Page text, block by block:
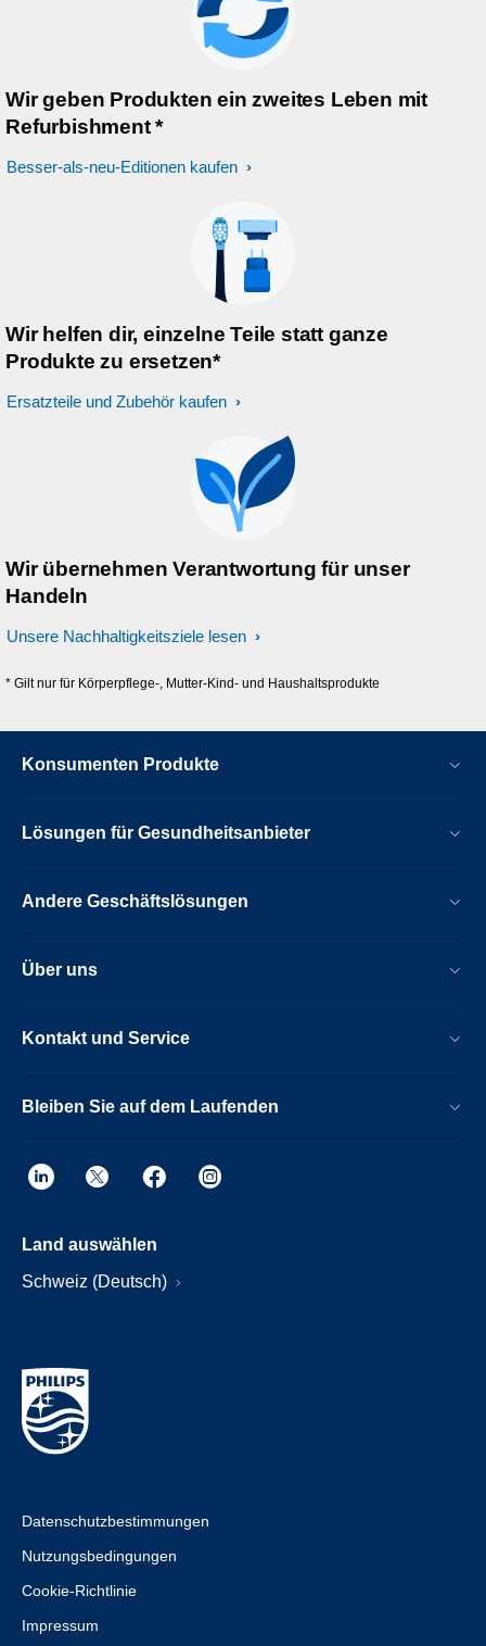
Wir geben Produkten ein zweites Leben mit
Refurbishment *
Besser-als-neu-Editionen kaufen
Wir helfen dir, einzelne Teile statt ganze
Produkte zu ersetzen*
Ersatzteile und Zubehör kaufen
Wir übernehmen Verantwortung für unser
Handeln
Unsere Nachhaltigkeitsziele lesen
* Gilt nur für Körperpflege-, Mutter-Kind- und Haushaltsprodukte
Konsumenten Produkte
Lösungen für Gesundheitsanbieter
Andere Geschäftslösungen
Über uns
Kontakt und Service
Bleiben Sie auf dem Laufenden
Land auswählen
Schweiz (Deutsch)
Datenschutzbestimmungen
Nutzungsbedingungen
Cookie-Richtlinie
Impressum